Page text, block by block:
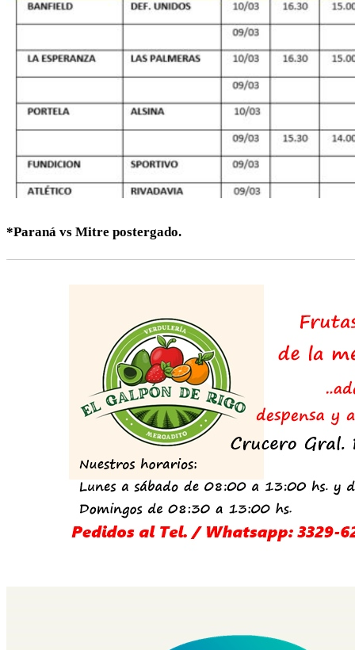
*Paraná vs Mitre postergado.